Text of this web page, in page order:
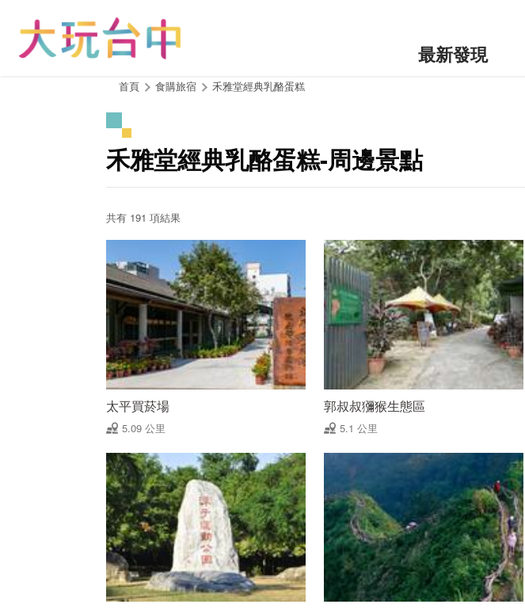
最新發現
首頁 食購旅宿 禾雅堂經典乳酪蛋糕
禾雅堂經典乳酪蛋糕-周邊景點
共有 191 項結果
太平買菸場
5.09 公里
郭叔叔獼猴生態區
5.1 公里